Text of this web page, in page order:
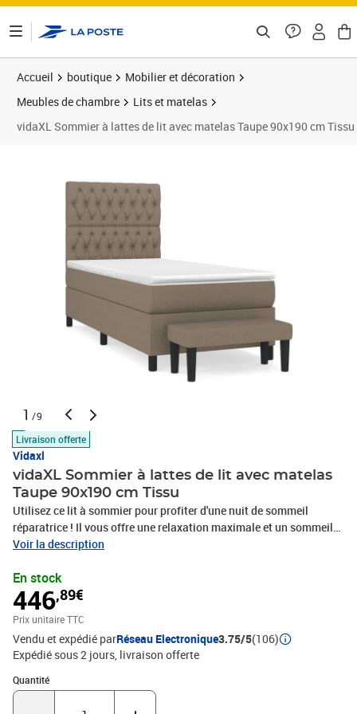
Accueil boutique
Mobilier et décoration
Meubles de chambre
Lits et matelas
vidaXL Sommier à lattes de lit avec matelas Taupe 90x190 cm Tissu
1 /9
Livraison offerte
Vidaxl
vidaXL Sommier à lattes de lit avec matelas
Taupe 90x190 cm Tissu
Utilisez ce lit à sommier pour profiter d'une nuit de sommeil
réparatrice ! Il vous offre une relaxation maximale et un sommeil
agréable. Tissu durable : le tissu présente un aspect simple et
est réglable en hauteur selon vos préférences. La tête de lit vous
offre un excellent soutien du dos lorsque vous êtes assis dans
votre lit pour lire ou regarder la télévision.Matelas à ressorts
ensachés : le ressort ensaché individuel intégré est connu pour sa
très haute qualité tout en assurant un haut niveau de durabilité et
d'adaptabilité. Il peut absorber efficacement le bruit et les chocs
causés par les sauts et les rotations.Support moyen-dur : ce
matelas de lit offre une stabilité accrue et juste le niveau de
Voir la description
En stock
446,89€
Prix unitaire TTC
Vendu et expédié parRéseau Electronique3.75/5(106)
Expédié sous 2 jours livraison offerte
Quantité
Quantité : 1